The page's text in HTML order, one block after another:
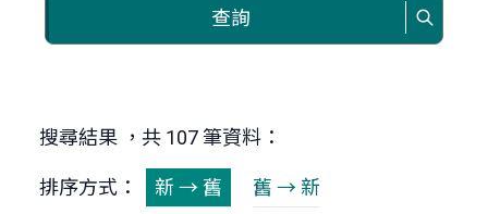
查詢
搜尋結果 ，共 107 筆資料：
排序方式： 新 → 舊 舊 → 新